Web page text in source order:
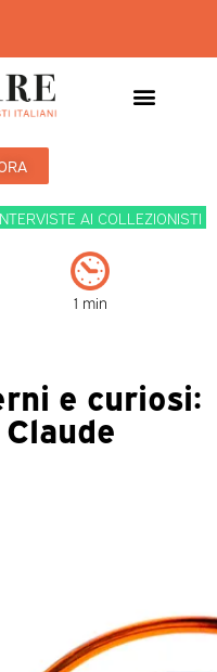
AI COLLEZIONISTI
1 min
e curiosi: